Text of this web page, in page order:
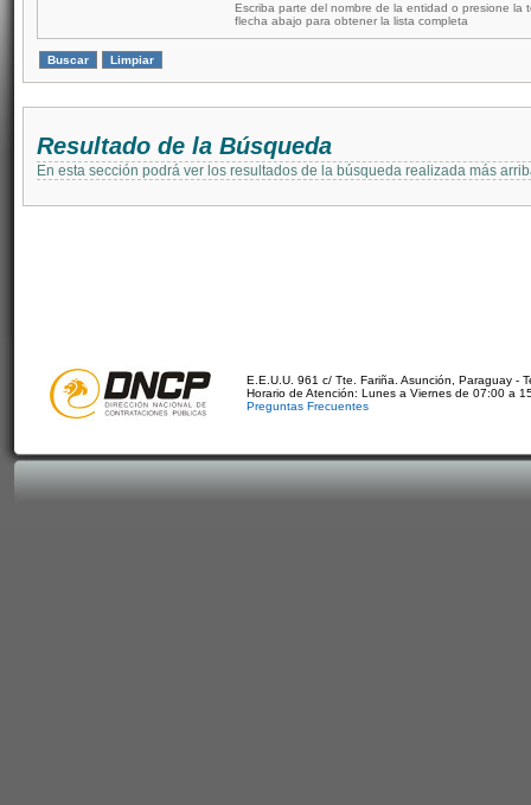
Escriba parte del nombre de la entidad o presione la
flecha abajo para obtener la lista completa
Resultado de la Búsqueda
En esta sección podrá ver los resultados de la búsqueda realizada más
E.E.U.U. 961 c/ Tte. Fariña. Asunción, Paraguay -
Horario de Atención: Lunes a Viernes de 07:00 a
Preguntas Frecuentes